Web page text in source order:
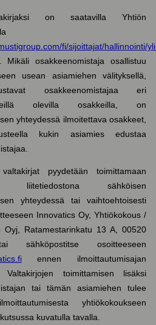
on saatavilla Yhtiön
fi/sijoittajat/hallinnointi/
Mikäli osakkeenomistaja osallistuu
usean asiamiehen välityksellä,
osakkeenomistajaa eri
olevilla osakkeilla, on
yhteydessä ilmoitettava osakkeet,
kukin asiamies edustaa
pyydetään toimittamaan
liitetiedostona sähköisen
yhteydessä tai vaihtoehtoisesti
Innovatics Oy, Yhtiökokous /
Oyj, Ratamestarinkatu 13 A, 00520
sähköpostitse osoitteeseen
ennen ilmoittautumisajan
Valtakirjojen toimittamisen lisäksi
tai tämän asiamiehen tulee
yhtiökokoukseen
kuvatulla tavalla.